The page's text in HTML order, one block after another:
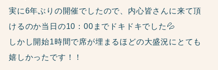
実に6年ぶりの開催でしたので、内心皆さんに来て頂
けるのか当日の10：00までドキドキでした💦
しかし開始1時間で席が埋まるほどの大盛況にとても
嬉しかったです！！